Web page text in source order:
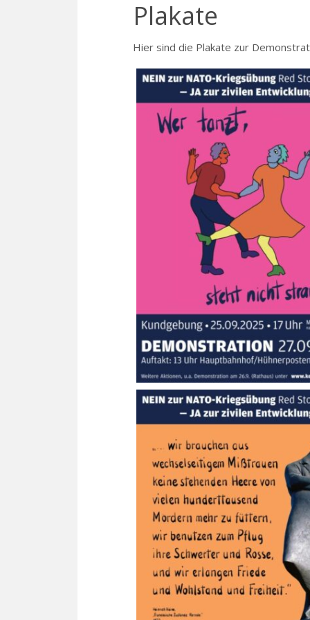
Plakate
Hier sind die Plakate zur